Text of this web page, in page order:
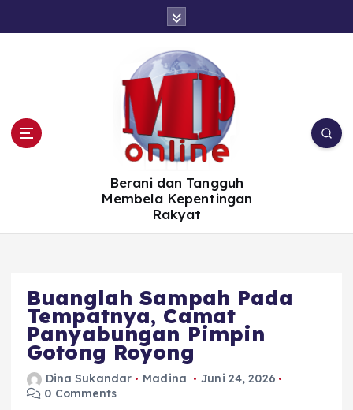
Berani dan Tangguh
Membela Kepentingan
Rakyat
Buanglah Sampah Pada
Tempatnya, Camat
Panyabungan Pimpin
Gotong Royong
Dina Sukandar Madina
Juni 24, 2026
0 Comments